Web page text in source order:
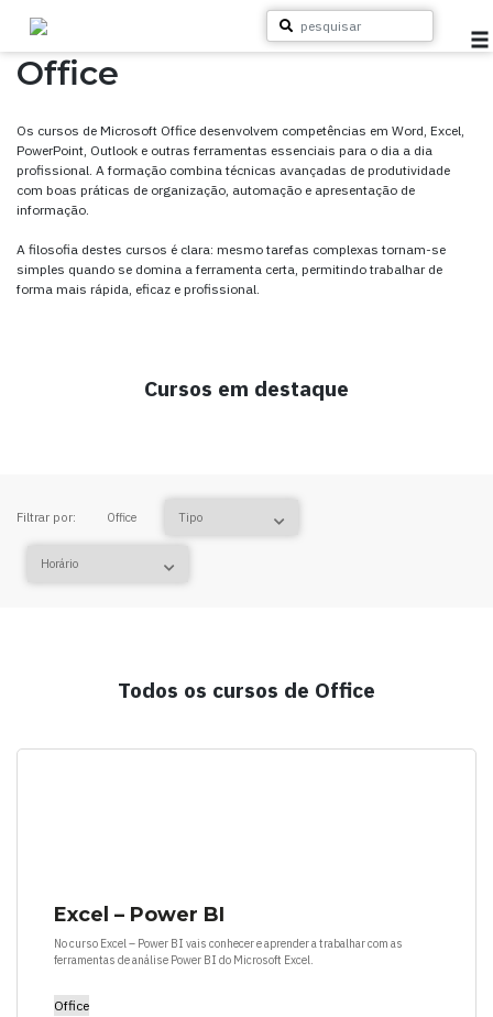
content
Cursos
Para Empresas
Para Particulares
Sobre a Flag
Office
Os cursos de Microsoft Office desenvolvem competências em Word, Excel,
PowerPoint, Outlook e outras ferramentas essenciais para o dia a dia
profissional. A formação combina técnicas avançadas de produtividade
com boas práticas de organização, automação e apresentação de
informação.
A filosofia destes cursos é clara: mesmo tarefas complexas tornam-se
simples quando se domina a ferramenta certa, permitindo trabalhar de
forma mais rápida, eficaz e profissional.
Cursos em destaque
Filtrar por: Office
Todos os cursos de Office
Excel – Power BI
No curso Excel – Power BI vais conhecer e aprender a trabalhar com as
ferramentas de análise Power BI do Microsoft Excel.
Office